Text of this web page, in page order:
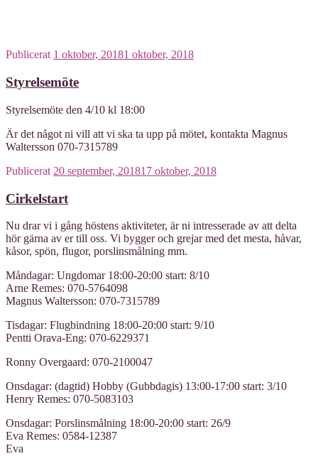
Publicerat 1 oktober, 20181 oktober, 2018
Styrelsemöte
Styrelsemöte den 4/10 kl 18:00
Är det något ni vill att vi ska ta upp på mötet, kontakta Magnus
Waltersson 070-7315789
Publicerat 20 september, 201817 oktober, 2018
Cirkelstart
Nu drar vi i gång höstens aktiviteter, är ni intresserade av att delta
hör gärna av er till oss. Vi bygger och grejar med det mesta, håvar,
kåsor, spön, flugor, porslinsmålning mm.
Måndagar: Ungdomar 18:00-20:00 start: 8/10
Arne Remes: 070-5764098
Magnus Waltersson: 070-7315789
Tisdagar: Flugbindning 18:00-20:00 start: 9/10
Pentti Orava-Eng: 070-6229371
Ronny Overgaard: 070-2100047
Onsdagar: (dagtid) Hobby (Gubbdagis) 13:00-17:00 start: 3/10
Henry Remes: 070-5083103
Onsdagar: Porslinsmålning 18:00-20:00 start: 26/9
Eva Remes: 0584-12387
Eva